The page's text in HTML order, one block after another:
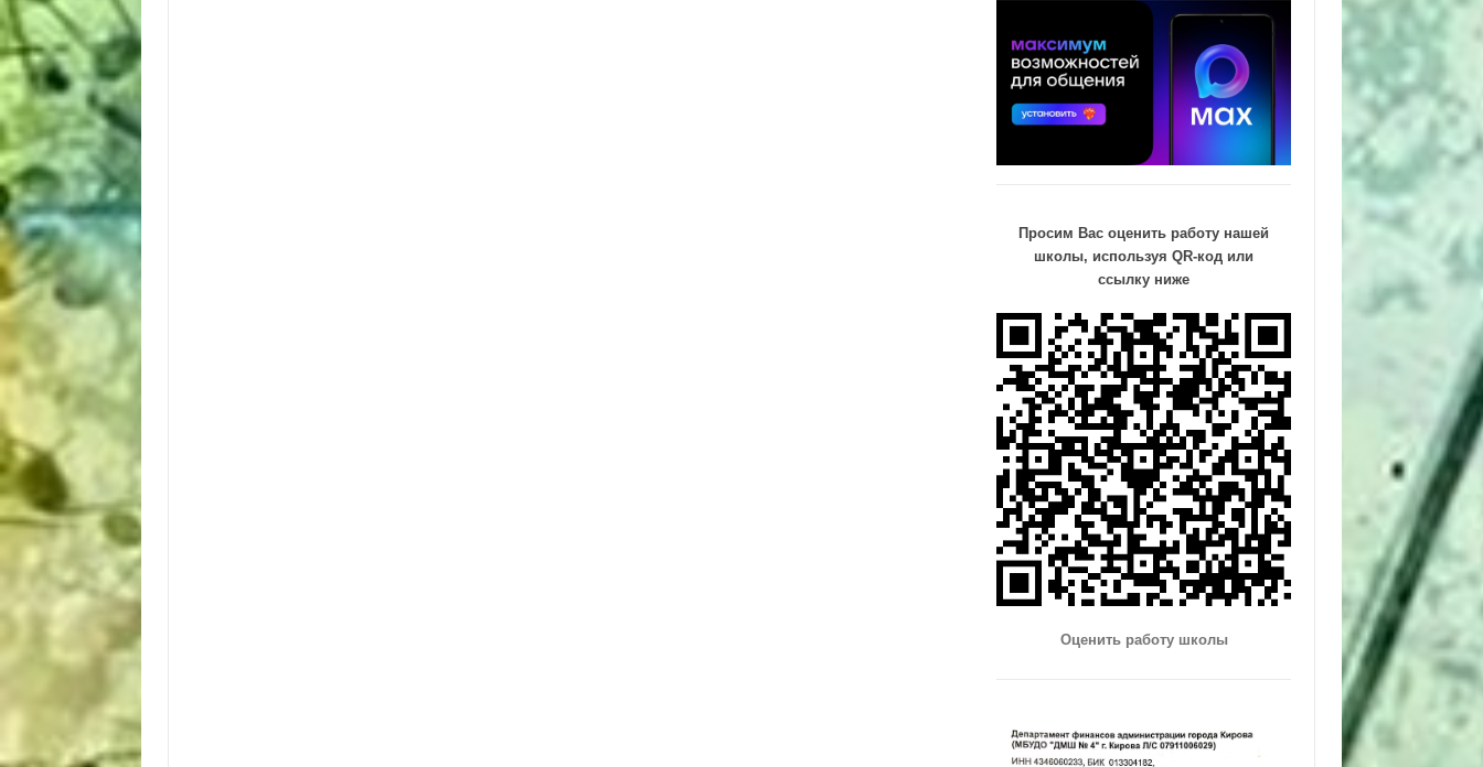
Просим Вас оценить работу нашей
школы, используя QR-код или
ссылку ниже
Оценить работу школы